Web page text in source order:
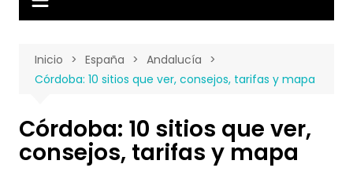
Inicio España
Andalucía
Córdoba: 10 sitios que ver, consejos, tarifas y mapa
Córdoba: 10 sitios que ver,
consejos, tarifas y mapa